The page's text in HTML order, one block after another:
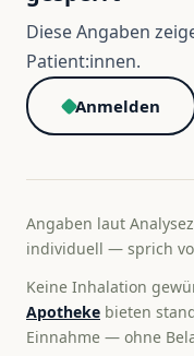
Diese Angaben
Patient:innen.
Anmelden
Angaben laut
individuell — sprich
Keine Inhalation
Apotheke bieten
Einnahme — ohne